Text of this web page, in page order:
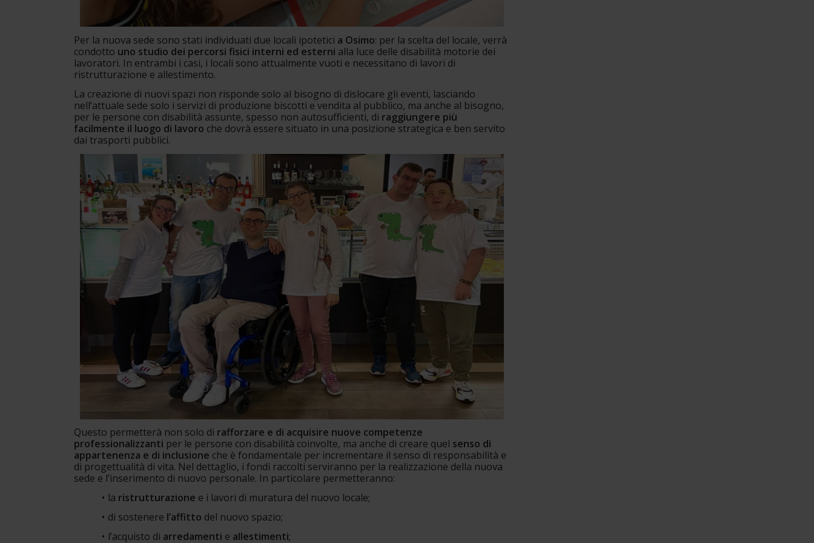
Per la nuova sede sono stati individuati due locali ipotetici a Osimo: per la scelta del locale, verrà
condotto uno studio dei percorsi fisici interni ed esterni alla luce delle disabilità motorie dei
lavoratori. In entrambi i casi, i locali sono attualmente vuoti e necessitano di lavori di
ristrutturazione e allestimento.
La creazione di nuovi spazi non risponde solo al bisogno di dislocare gli eventi, lasciando
nell’attuale sede solo i servizi di produzione biscotti e vendita al pubblico, ma anche al bisogno,
per le persone con disabilità assunte, spesso non autosufficienti, di raggiungere più
facilmente il luogo di lavoro che dovrà essere situato in una posizione strategica e ben servito
dai trasporti pubblici.
Questo permetterà non solo di rafforzare e di acquisire nuove competenze
professionalizzanti per le persone con disabilità coinvolte, ma anche di creare quel senso di
appartenenza e di inclusione che è fondamentale per incrementare il senso di responsabilità e
di progettualità di vita. Nel dettaglio, i fondi raccolti serviranno per la realizzazione della nuova
sede e l’inserimento di nuovo personale. In particolare permetteranno:
la ristrutturazione e i lavori di muratura del nuovo locale;
di sostenere l’affitto del nuovo spazio;
l’acquisto di arredamenti e allestimenti;